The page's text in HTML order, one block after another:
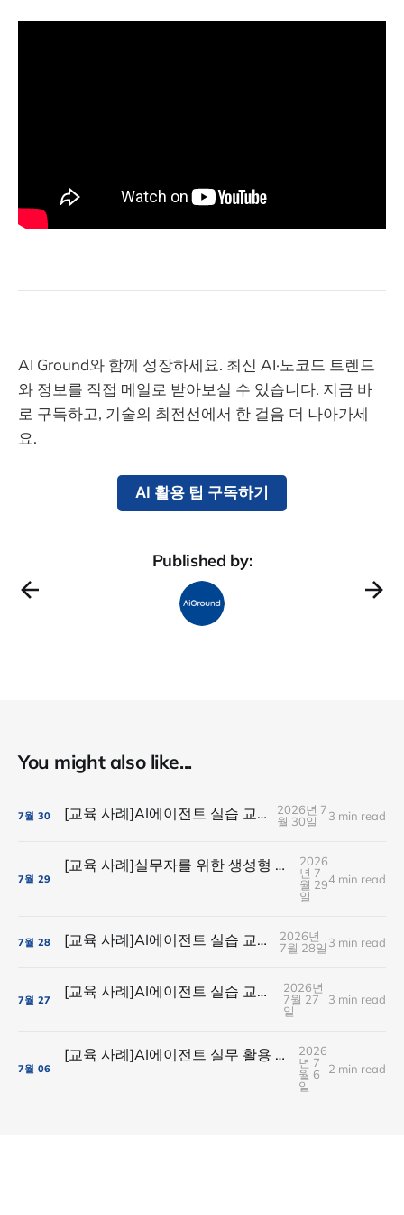
AI Ground와 함께 성장하세요. 최신 AI·노코드 트렌드
와 정보를 직접 메일로 받아보실 수 있습니다. 지금 바
로 구독하고, 기술의 최전선에서 한 걸음 더 나아가세
요.
AI 활용 팁 구독하기
Published by:
You might also like...
7월 30 [교육 사례]AI에이전트 실습 교육(SK플래닛)
2026년 7
월 30일
3 min read
7월 29
[교육 사례]실무자를 위한 생성형 AI실습 교육(현대경제연구원)
2026
년 7
월 29
일
4 min read
7월 28 [교육 사례]AI에이전트 실습 교육(유니드컴즈)
2026년
7월 28일 3 min read
7월 27 [교육 사례]AI에이전트 실습 교육(ABL생명보험)
2026년
7월 27
일
3 min read
7월 06
[교육 사례]AI에이전트 실무 활용 실습(아이스크림미디어)
2026
년 7
월 6
일
2 min read